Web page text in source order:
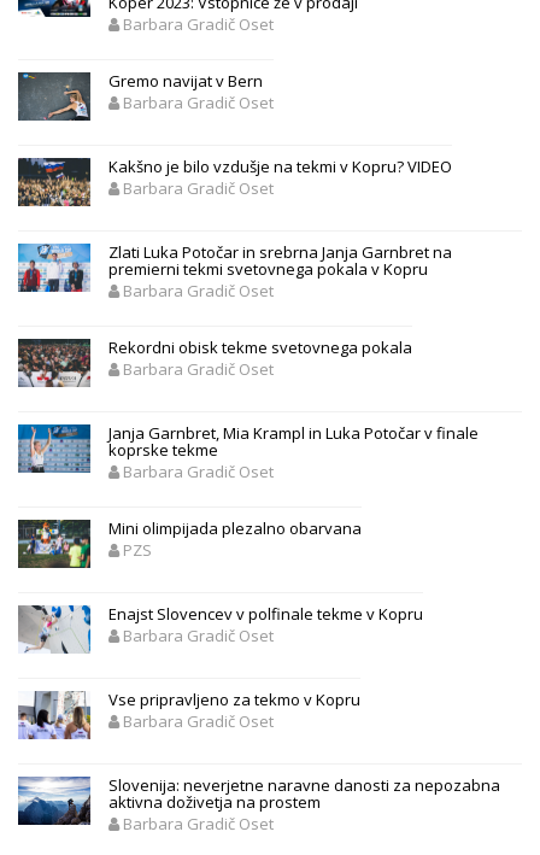
Barbara Gradič Oset
Gremo navijat v Bern
Barbara Gradič Oset
Kakšno je bilo vzdušje na tekmi v Kopru? VIDEO
Barbara Gradič Oset
Zlati Luka Potočar in srebrna Janja Garnbret na
premierni tekmi svetovnega pokala v Kopru
Barbara Gradič Oset
Rekordni obisk tekme svetovnega pokala
Barbara Gradič Oset
Janja Garnbret, Mia Krampl in Luka Potočar v finale
koprske tekme
Barbara Gradič Oset
Mini olimpijada plezalno obarvana
PZS
Enajst Slovencev v polfinale tekme v Kopru
Barbara Gradič Oset
Vse pripravljeno za tekmo v Kopru
Barbara Gradič Oset
Slovenija: neverjetne naravne danosti za nepozabna
aktivna doživetja na prostem
Barbara Gradič Oset